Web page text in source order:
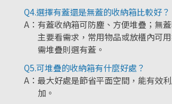
Q4.選擇有蓋還是無蓋的收納箱比較好？
A：有蓋收納箱可防塵、方便堆疊；無
主要看需求，常用物品或放櫃內可
需堆疊則選有蓋。
Q5.可堆疊的收納箱有什麼好處？
A：最大好處是節省平面空間，能有效
加。